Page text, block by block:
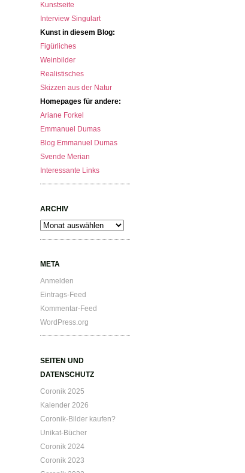
Kunstseite
Interview Singulart
Kunst in diesem Blog:
Figürliches
Weinbilder
Realistisches
Skizzen aus der Natur
Homepages für andere:
Ariane Forkel
Emmanuel Dumas
Blog Emmanuel Dumas
Svende Merian
Interessante Links
ARCHIV
Archiv
META
Anmelden
Eintrags-Feed
Kommentar-Feed
WordPress.org
SEITEN UND
DATENSCHUTZ
Coronik 2025
Kalender 2026
Coronik-Bilder kaufen?
Unikat-Bücher
Coronik 2024
Coronik 2023